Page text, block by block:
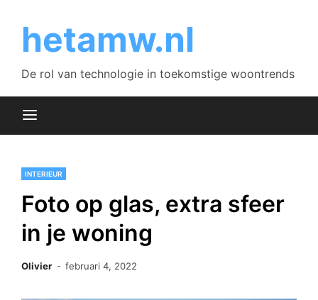
contenthetamw.nl
De rol van technologie in toekomstige woontrends
INTERIEUR
Foto op glas, extra sfeer
in je woning
Olivier februari 4, 2022